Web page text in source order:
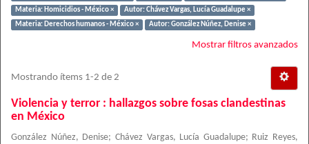
Materia: Homicidios - México ×
Autor: Chávez Vargas, Lucía Guadalupe ×
Materia: Derechos humanos - México ×
Autor: González Núñez, Denise ×
Mostrar filtros avanzados
Mostrando ítems 1-2 de 2
Violencia y terror : hallazgos sobre fosas clandestinas
en México
González Núñez, Denise; Chávez Vargas, Lucía Guadalupe;
Ruiz Reyes,